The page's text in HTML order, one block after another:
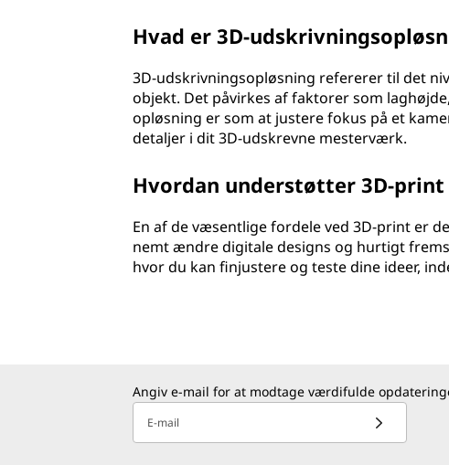
Hvad er 3D-
3D-udskrivningsopløsning refererer til det
objekt. Det påvirkes af faktorer som
opløsning er som at justere fokus på et
detaljer i dit 3D-udskrevne mesterværk.
Hvordan understøtter 3D-
En af de væsentlige fordele ved 3D-print er
nemt ændre digitale designs og hurtigt
hvor du kan finjustere og teste dine ideer,
Angiv e-mail for at modtage værdifulde
E-mail